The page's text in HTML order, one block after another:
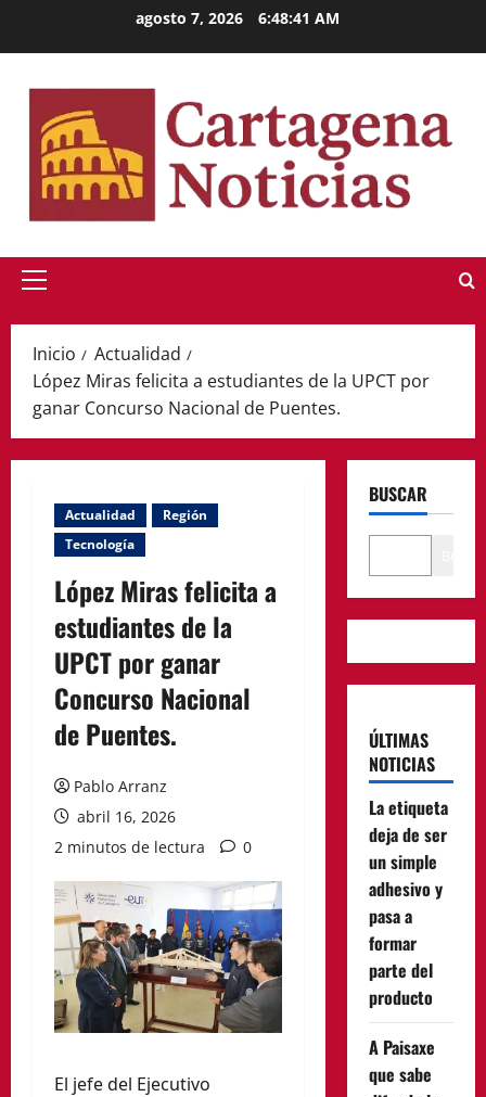
agosto 7, 2026 6:48:42 AM
Menú
Inicio
Actualidad
López Miras felicita a estudiantes de la UPCT por
ganar Concurso Nacional de Puentes.
Actualidad
Región
Tecnología
López Miras felicita a
estudiantes de la
UPCT por ganar
Concurso Nacional
de Puentes.
Pablo Arranz
abril 16, 2026
2 minutos de lectura
0
El jefe del Ejecutivo
BUSCAR
ÚLTIMAS
NOTICIAS
La etiqueta
deja de ser
un simple
adhesivo y
pasa a
formar
parte del
producto
A Paisaxe
que sabe